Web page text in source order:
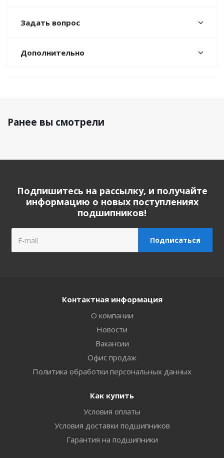
Задать вопрос
Дополнительно
Ранее вы смотрели
Подпишитесь на рассылку, и получайте
информацию о новых поступлениях
подшипников!
Контактная информация
О компании
Новости
Вакансии
Офис продаж
Политика обработки персональных данных
Как купить
Условия оплаты
Условия доставки подшипников
Гарантия на подшипники